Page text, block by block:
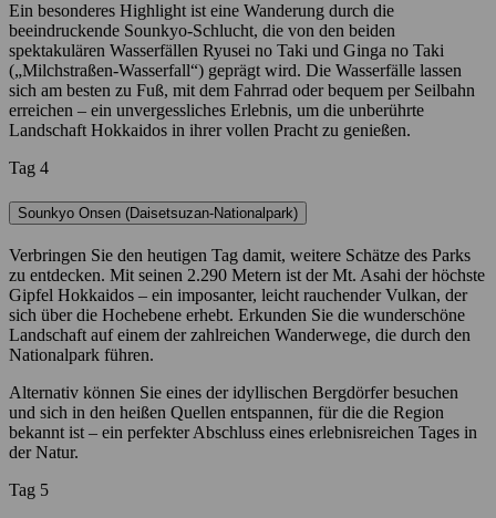
Ein besonderes Highlight ist eine Wanderung durch die
beeindruckende Sounkyo-Schlucht, die von den beiden
spektakulären Wasserfällen Ryusei no Taki und Ginga no Taki
(„Milchstraßen-Wasserfall“) geprägt wird. Die Wasserfälle lassen
sich am besten zu Fuß, mit dem Fahrrad oder bequem per Seilbahn
erreichen – ein unvergessliches Erlebnis, um die unberührte
Landschaft Hokkaidos in ihrer vollen Pracht zu genießen.
Tag 4
Sounkyo Onsen (Daisetsuzan-Nationalpark)
Verbringen Sie den heutigen Tag damit, weitere Schätze des Parks
zu entdecken. Mit seinen 2.290 Metern ist der Mt. Asahi der höchste
Gipfel Hokkaidos – ein imposanter, leicht rauchender Vulkan, der
sich über die Hochebene erhebt. Erkunden Sie die wunderschöne
Landschaft auf einem der zahlreichen Wanderwege, die durch den
Nationalpark führen.
Alternativ können Sie eines der idyllischen Bergdörfer besuchen
und sich in den heißen Quellen entspannen, für die die Region
bekannt ist – ein perfekter Abschluss eines erlebnisreichen Tages in
der Natur.
Tag 5